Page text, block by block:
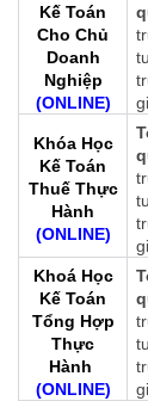
Kế Toán
Cho Chủ
Doanh
Nghiệp
(ONLINE)
Khóa Học
Kế Toán
Thuế Thực
Hành
(ONLINE)
Khoá Học
Kế Toán
Tổng Hợp
Thực
Hành
(ONLINE)